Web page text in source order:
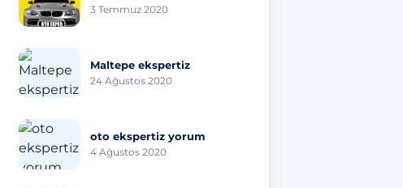
3 Temmuz 2020
Maltepe ekspertiz
24 Ağustos 2020
oto ekspertiz yorum
4 Ağustos 2020